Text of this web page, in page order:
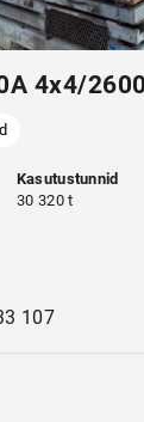
4x4/
Kasutustunnid
30 320 t
107